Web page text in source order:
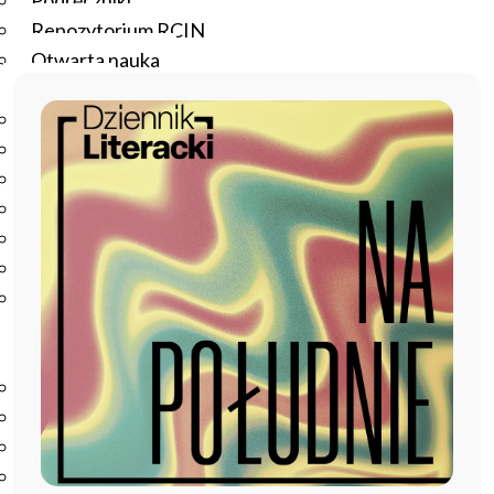
Repozytorium RCIN
Otwarta nauka
Studia podyplomowe
Szkolenia
Szkoła Doktorska Anthropos
Erasmus
Olimpiada Literatury i Języka Polskiego
Olimpiada Literatury i Języka Polskiego dla Szkół
Podstawowych
Biblioteka
O bibliotece
Godziny otwarcia
Katalog
Nowości